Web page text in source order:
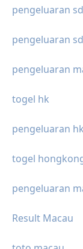
pengeluaran
pengeluaran
pengeluaran
togel hk
pengeluaran
togel
pengeluaran
Result Macau